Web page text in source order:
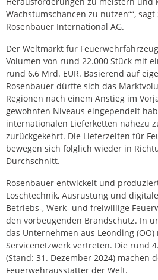
Wachstumschancen zu nutzen““,
Rosenbauer International AG.
Der Weltmarkt für
Volumen von rund 22.000 Stück mit
rund 6,6 Mrd. EUR. Basierend auf
Rosenbauer dürfte sich das
Regionen nach einem Anstieg im
gewohnten Niveaus eingependelt
internationalen Lieferketten nahezu
zurückgekehrt. Die Lieferzeiten für
bewegen sich folglich wieder in
Durchschnitt.
Rosenbauer entwickelt und
Löschtechnik, Ausrüstung und
Betriebs-, Werk- und freiwillige
den vorbeugenden Brandschutz. In
das Unternehmen aus Leonding
Servicenetzwerk vertreten. Die rund
(Stand: 31. Dezember 2024) machen
Feuerwehrausstatter der Welt.